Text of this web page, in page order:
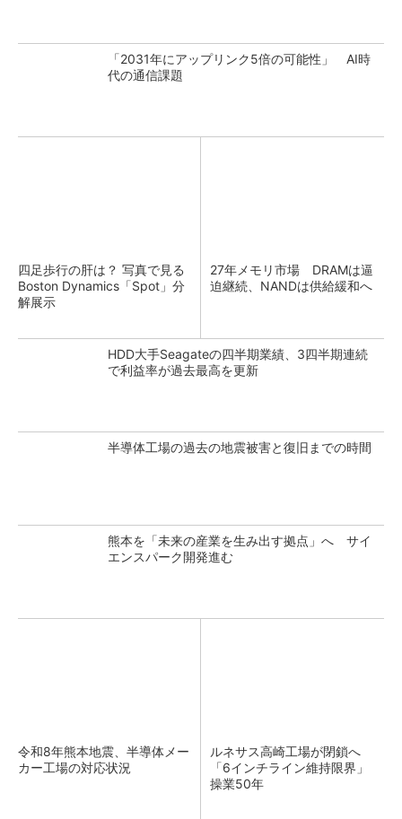
「2031年にアップリンク5倍の可能性」 AI時
代の通信課題
四足歩行の肝は？ 写真で見る
Boston Dynamics「Spot」分
解展示
27年メモリ市場 DRAMは逼
迫継続、NANDは供給緩和へ
HDD大手Seagateの四半期業績、3四半期連続
で利益率が過去最高を更新
半導体工場の過去の地震被害と復旧までの時間
熊本を「未来の産業を生み出す拠点」へ サイ
エンスパーク開発進む
令和8年熊本地震、半導体メー
カー工場の対応状況
ルネサス高崎工場が閉鎖へ
「6インチライン維持限界」
操業50年